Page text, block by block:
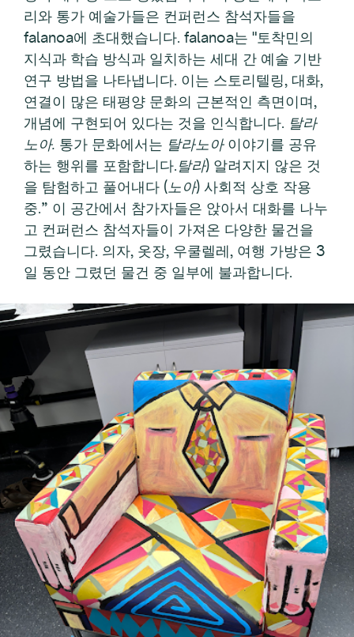
리와 통가 예술가들은 컨퍼런스 참석자들을
falanoa에 초대했습니다. falanoa는 "토착민의
지식과 학습 방식과 일치하는 세대 간 예술 기반
연구 방법을 나타냅니다. 이는 스토리텔링, 대화,
연결이 많은 태평양 문화의 근본적인 측면이며,
개념에 구현되어 있다는 것을 인식합니다. 탈라
노아. 통가 문화에서는 탈라노아이야기를 공유
하는 행위를 포함합니다.탈라) 알려지지 않은 것
을 탐험하고 풀어내다 (노아) 사회적 상호 작용
중.” 이 공간에서 참가자들은 앉아서 대화를 나누
고 컨퍼런스 참석자들이 가져온 다양한 물건을
그렸습니다. 의자, 옷장, 우쿨렐레, 여행 가방은 3
일 동안 그렸던 물건 중 일부에 불과합니다.